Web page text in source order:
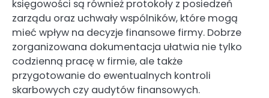
księgowości są również protokoły z posiedzeń
zarządu oraz uchwały wspólników, które mogą
mieć wpływ na decyzje finansowe firmy. Dobrze
zorganizowana dokumentacja ułatwia nie tylko
codzienną pracę w firmie, ale także
przygotowanie do ewentualnych kontroli
skarbowych czy audytów finansowych.